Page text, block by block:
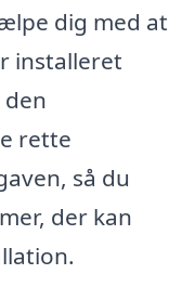
dig med at
installeret
rette
så du
der kan